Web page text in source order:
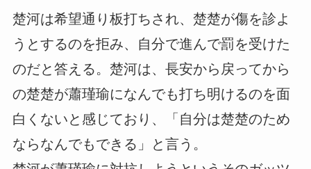
楚河は希望通り板打ちされ、楚楚が傷を診よ
うとするのを拒み、自分で進んで罰を受けた
のだと答える。楚河は、長安から戻ってから
の楚楚が蕭瑾瑜になんでも打ち明けるのを面
白くないと感じており、「自分は楚楚のため
ならなんでもできる」と言う。